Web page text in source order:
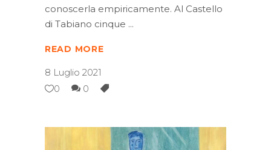
conoscerla empiricamente. Al Castello
di Tabiano cinque
READ MORE
8 Luglio 2021
0
0